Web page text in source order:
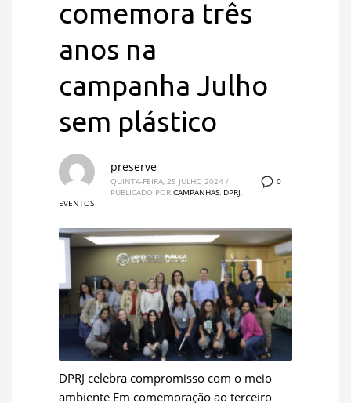
comemora três
anos na
campanha Julho
sem plástico
0
preserve
QUINTA-FEIRA, 25 JULHO 2024 /
PUBLICADO POR CAMPANHAS, DPRJ,
EVENTOS
DPRJ celebra compromisso com o meio
ambiente Em comemoração ao terceiro